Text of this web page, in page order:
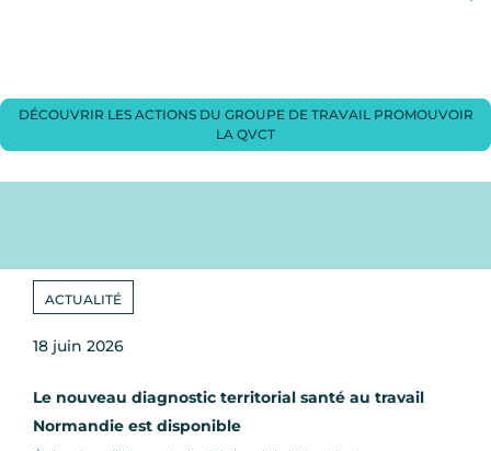
DÉCOUVRIR LES ACTIONS DU GROUPE DE TRAVAIL PROMOUVOIR
LA QVCT
ACTUALITÉ
18 juin 2026
Le nouveau diagnostic territorial santé au travail
Normandie est disponible